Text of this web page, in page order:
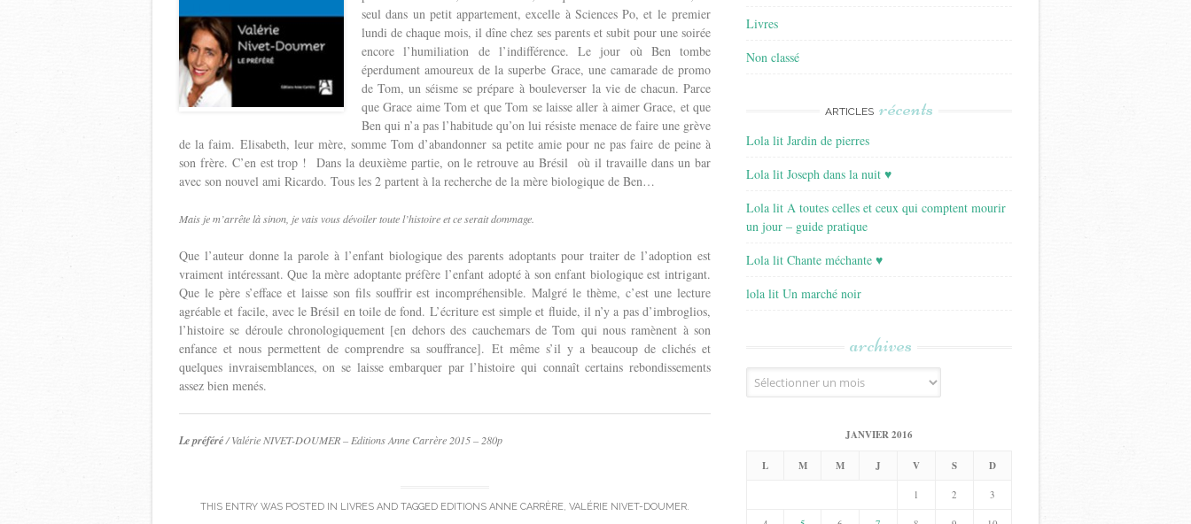
seul dans un petit appartement, excelle à Sciences Po, et le premier
lundi de chaque mois, il dîne chez ses parents et subit pour une soirée
encore l’humiliation de l’indifférence. Le jour où Ben tombe
éperdument amoureux de la superbe Grace, une camarade de promo
de Tom, un séisme se prépare à bouleverser la vie de chacun. Parce
que Grace aime Tom et que Tom se laisse aller à aimer Grace, et que
Ben qui n’a pas l’habitude qu’on lui résiste menace de faire une grève
de la faim. Elisabeth, leur mère, somme Tom d’abandonner sa petite amie pour ne pas faire de peine à
son frère. C’en est trop ! Dans la deuxième partie, on le retrouve au Brésil où il travaille dans un bar
avec son nouvel ami Ricardo. Tous les 2 partent à la recherche de la mère biologique de Ben…
Mais je m’arrête là sinon, je vais vous dévoiler toute l’histoire et ce serait dommage.
Que l’auteur donne la parole à l’enfant biologique des parents adoptants pour traiter de l’adoption est
vraiment intéressant. Que la mère adoptante préfère l’enfant adopté à son enfant biologique est intrigant.
Que le père s’efface et laisse son fils souffrir est incompréhensible. Malgré le thème, c’est une lecture
agréable et facile, avec le Brésil en toile de fond. L’écriture est simple et fluide, il n’y a pas d’imbroglios,
l’histoire se déroule chronologiquement [en dehors des cauchemars de Tom qui nous ramènent à son
enfance et nous permettent de comprendre sa souffrance]. Et même s’il y a beaucoup de clichés et
quelques invraisemblances, on se laisse embarquer par l’histoire qui connaît certains rebondissements
assez bien menés.
Le préféré/ Valérie NIVET-DOUMER – Editions Anne Carrère 2015 – 280p
THIS ENTRY WAS POSTED IN LIVRES AND TAGGED EDITIONS ANNE CARRÈRE, VALÉRIE NIVET-DOUMER.
Livres
Non classé
ARTICLES récents
Lola lit Jardin de pierres
Lola lit Joseph dans la nuit ♥
Lola lit A toutes celles et ceux qui comptent mourir
un jour – guide pratique
Lola lit Chante méchante ♥
lola lit Un marché noir
archives
Archives
JANVIER 2016
L M M J V S D
1 2 3